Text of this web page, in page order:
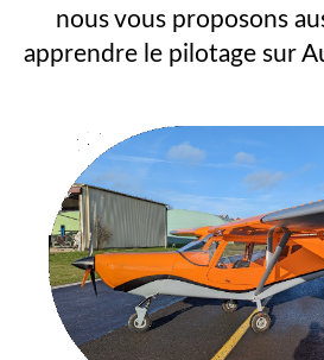
nous vous proposons
apprendre le pilotage sur